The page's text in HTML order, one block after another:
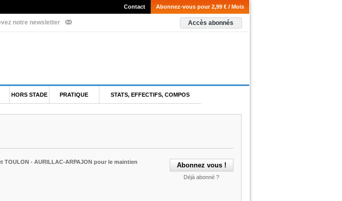
Abonnez-vous pour 2,99 € / Mois
Contact
notre newsletter Accès abonnés
HORS STADE PRATIQUE STATS, EFFECTIFS, COMPOS
Déjà abonné ?
TOULON - AURILLAC-ARPAJON pour le maintien